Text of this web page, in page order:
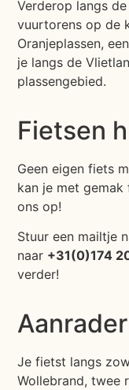
Verderop langs
vuurtorens op de
Oranjeplassen,
je langs de
plassengebied.
Fietsen
Geen eigen fiets
kan je met
ons op!
Stuur een mailtje
naar +31(0)174
verder!
Aanrader
Je fietst langs
Wollebrand, twee